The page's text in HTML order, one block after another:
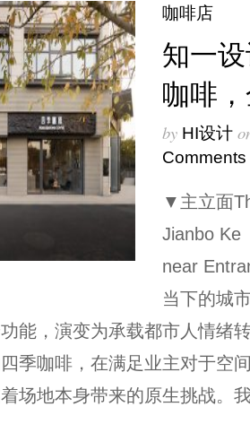
咖啡店
知一
咖啡
by HI设计
Comments
▼主立面
Jianbo Ke
near
当下的城
能，演变为承载都市人情绪
季咖啡，在满足业主对于空
场地本身带来的原生挑战。